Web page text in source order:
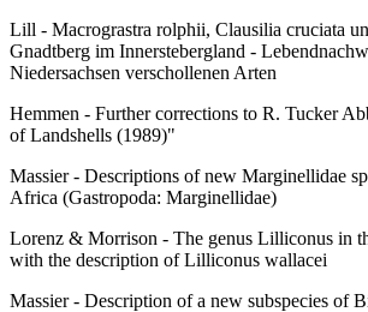
Lill - Macrograstra rolphii, Clausilia cruciata
Gnadtberg im Innerstebergland -
Niedersachsen verschollenen Arten
Hemmen - Further corrections to R. Tucker
of Landshells (1989)"
Massier - Descriptions of new Marginellidae
Africa (Gastropoda: Marginellidae)
Lorenz & Morrison - The genus Lilliconus in
with the description of Lilliconus wallacei
Massier - Description of a new subspecies of